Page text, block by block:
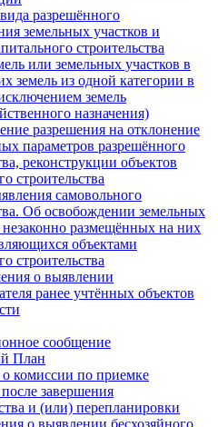
разрешённого
земельных участков и
строительства
или земельных участков в
земель из одной категории в
земель
назначения)
разрешения на отклонение
параметров разрешённого
реконструкции объектов
строительства
самовольного
Об освобождении земельных
незаконно размещённых на них
объектами
строительства
о выявлении
ранее учтённых объектов
сообщение
План
комиссии по приемке
завершения
и (или) перепланировки